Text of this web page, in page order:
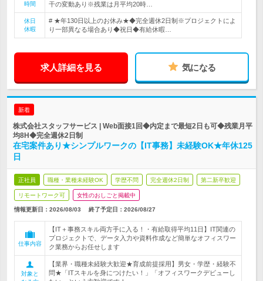
時間
干の変動あり※残業は月平均20時…
休日
休暇
# ★年130日以上のお休み★◆完全週休2日制※プロジェクトによ
り一部異なる場合あり◆祝日◆有給休暇…
求人詳細を見る 気になる
新着
株式会社スタッフサービス | Web面接1回◆内定まで最短2日も可◆残業月平
均8H◆完全週休2日制
在宅案件あり★シンプルワークの【IT事務】未経験OK★年休125
日
正社員 職種・業種未経験OK 学歴不問 完全週休2日制 第二新卒歓迎
リモートワーク可 女性のおしごと掲載中
情報更新日：2026/08/03 終了予定日： 2026/08/27
仕事内容
【IT＋事務スキル両方手に入る！・有給取得平均11日】IT関連の
プロジェクトで、データ入力や資料作成など簡単なオフィスワー
ク業務からお任せします
対象と
【業界・職種未経験大歓迎★育成前提採用】男女・学歴・経験不
問★「ITスキルを身につけたい！」「オフィスワークデビューし